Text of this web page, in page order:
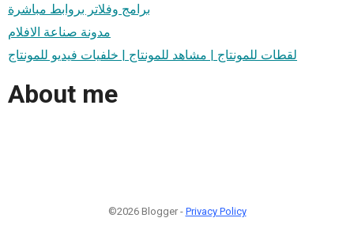
برامج وفلاتر بروابط مباشرة
مدونة صناعة الافلام
لقطات للمونتاج | مشاهد للمونتاج | خلفيات فيديو للمونتاج
About me
©2026 Blogger - Privacy Policy